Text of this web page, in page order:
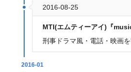
2016-08-25
MTI(エムティーアイ)『
刑事ドラマ風・電話・映画
2016-01